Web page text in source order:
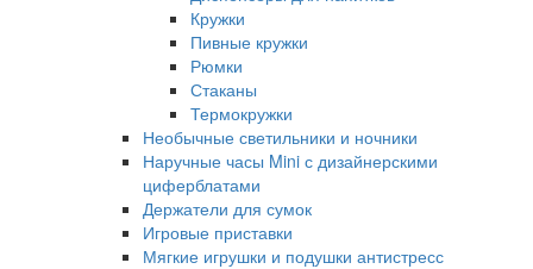
Кружки
Пивные кружки
Рюмки
Стаканы
Термокружки
Необычные светильники и ночники
Наручные часы Mini с дизайнерскими
циферблатами
Держатели для сумок
Игровые приставки
Мягкие игрушки и подушки антистресс